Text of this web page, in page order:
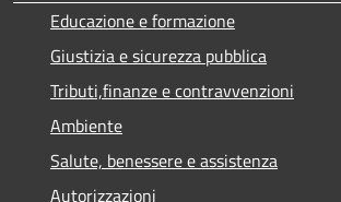
Educazione e formazione
Giustizia e sicurezza pubblica
Tributi,finanze e contravvenzioni
Ambiente
Salute, benessere e assistenza
Autorizzazioni